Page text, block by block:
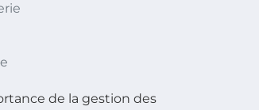
de la gestion des